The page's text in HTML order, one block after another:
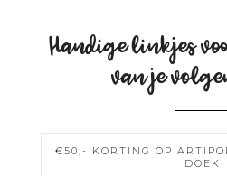
Handige linkjes
van je
€50,- KORTING OP
DOEK